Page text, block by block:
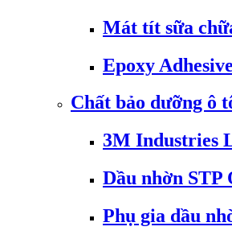
Mát tít sữa
Epoxy
Chất bảo dưỡng ô
3M Industries
Dầu nhờn
Phụ gia dầu